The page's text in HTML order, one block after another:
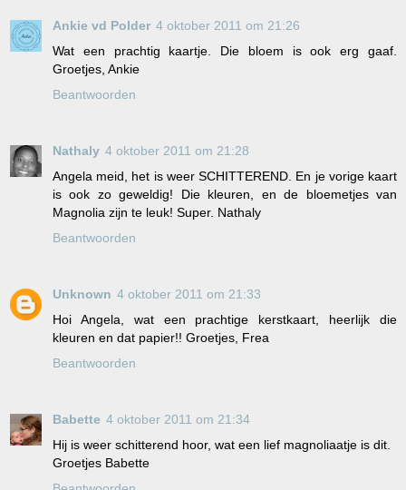
Ankie vd Polder 4 oktober 2011 om 21:26
Wat een prachtig kaartje. Die bloem is ook erg gaaf.
Groetjes, Ankie
Beantwoorden
Nathaly 4 oktober 2011 om 21:28
Angela meid, het is weer SCHITTEREND. En je vorige kaart
is ook zo geweldig! Die kleuren, en de bloemetjes van
Magnolia zijn te leuk! Super. Nathaly
Beantwoorden
Unknown 4 oktober 2011 om 21:33
Hoi Angela, wat een prachtige kerstkaart, heerlijk die
kleuren en dat papier!! Groetjes, Frea
Beantwoorden
Babette 4 oktober 2011 om 21:34
Hij is weer schitterend hoor, wat een lief magnoliaatje is dit.
Groetjes Babette